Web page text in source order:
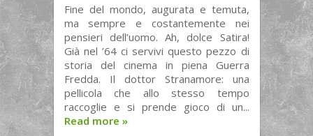
Fine del mondo, augurata e temuta,
ma sempre e costantemente nei
pensieri dell’uomo. Ah, dolce Satira!
Già nel ’64 ci servivi questo pezzo di
storia del cinema in piena Guerra
Fredda. Il dottor Stranamore: una
pellicola che allo stesso tempo
raccoglie e si prende gioco di un...
Read more »